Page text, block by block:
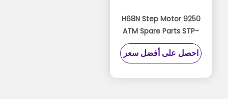
9250 H68N Step Motor
ATM Spare Parts STP-
59D3092 ضمان لمدة ثلاثة
أشهر
احصل على أفضل سعر